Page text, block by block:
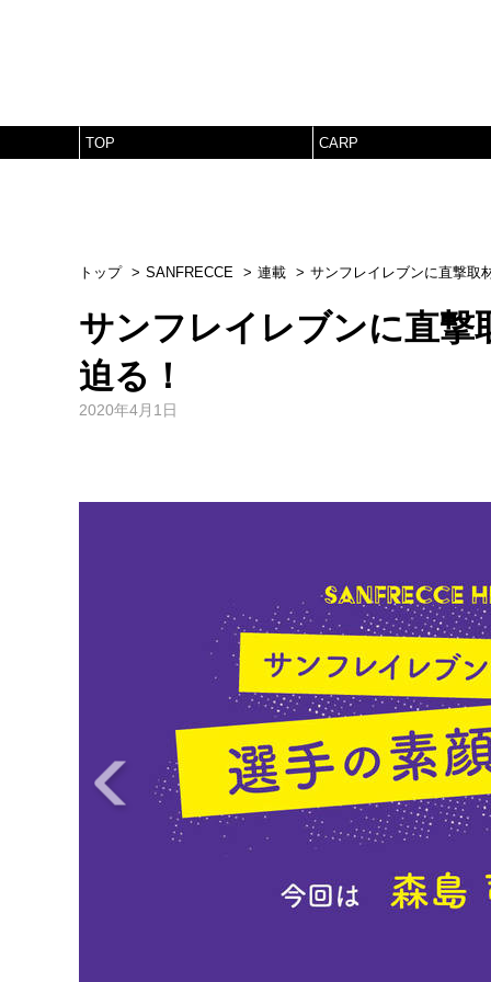
TOP CARP
トップ SANFRECCE 連載 サンフレイレブンに直撃取
サンフレイレブンに直撃
迫る！
2020年4月1日